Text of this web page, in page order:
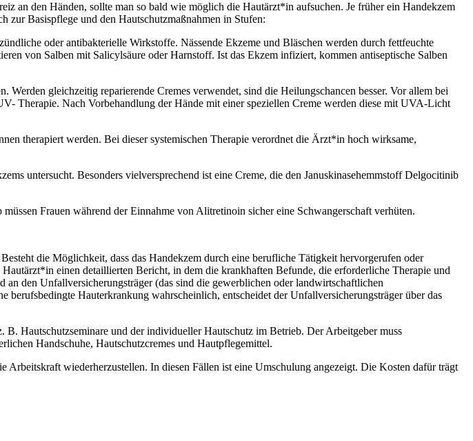
an den Händen, sollte man so bald wie möglich die Hautärzt*in aufsuchen. Je früher ein Handekzem
zur Basispflege und den Hautschutzmaßnahmen in Stufen:
oder antibakterielle Wirkstoffe. Nässende Ekzeme und Bläschen werden durch fettfeuchte
von Salben mit Salicylsäure oder Harnstoff. Ist das Ekzem infiziert, kommen antiseptische Salben
gleichzeitig reparierende Cremes verwendet, sind die Heilungschancen besser. Vor allem bei
Therapie. Nach Vorbehandlung der Hände mit einer speziellen Creme werden diese mit UVA-Licht
therapiert werden. Bei dieser systemischen Therapie verordnet die Ärzt*in hoch wirksame,
untersucht. Besonders vielversprechend ist eine Creme, die den Januskinasehemmstoff Delgocitinib
Frauen während der Einnahme von Alitretinoin sicher eine Schwangerschaft verhüten.
die Möglichkeit, dass das Handekzem durch eine berufliche Tätigkeit hervorgerufen oder
einen detaillierten Bericht, in dem die krankhaften Befunde, die erforderliche Therapie und
den Unfallversicherungsträger (das sind die gewerblichen oder landwirtschaftlichen
Hauterkrankung wahrscheinlich, entscheidet der Unfallversicherungsträger über das
Hautschutzseminare und der individueller Hautschutz im Betrieb. Der Arbeitgeber muss
Handschuhe, Hautschutzcremes und Hautpflegemittel.
wiederherzustellen. In diesen Fällen ist eine Umschulung angezeigt. Die Kosten dafür trägt